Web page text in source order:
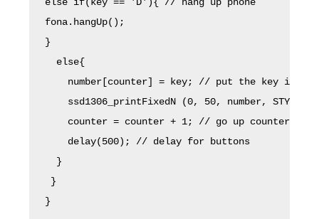
else if(key == 'D'){ // hang up phone
fona.hangUp();
}
  else{
number[counter] = key; // put the key in
ssd1306_printFixedN (0, 50, number,
    counter = counter + 1; // go up counter
    delay(500); // delay for buttons
  }
}
}